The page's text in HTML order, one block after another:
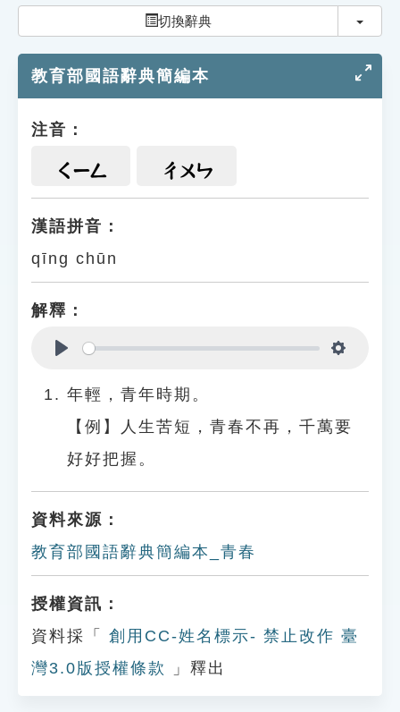
索引選單
單字索引
遊戲專區
貓頭鷹博士
切換辭典 切換
教育部國語辭典簡編本
注音：
ㄑㄧㄥ ㄔㄨㄣ
漢語拼音：
qīng chūn
解釋：
年輕，青年時期。
【例】人生苦短，青春不再，千萬要
好好把握。
資料來源：
教育部國語辭典簡編本_青春
授權資訊：
資料採「
創用CC-姓名標示- 禁止改作 臺
灣3.0版授權條款
」釋出